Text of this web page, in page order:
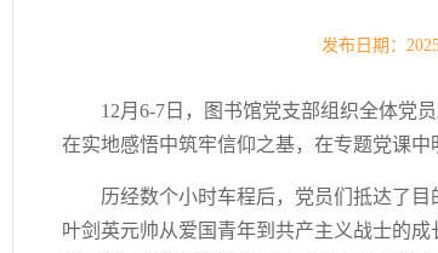
发布日期：
12月6-7日，图书馆党支部组织全体党
在实地感悟中筑牢信仰之基，在专题党课中
历经数个小时车程后，党员们抵达了
叶剑英元帅从爱国青年到共产主义战士的